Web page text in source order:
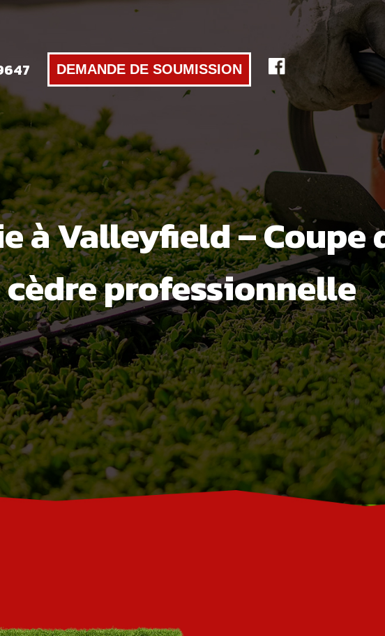
DEMANDE DE SOUMISSION
à Valleyfield – Coupe
cèdre professionnelle